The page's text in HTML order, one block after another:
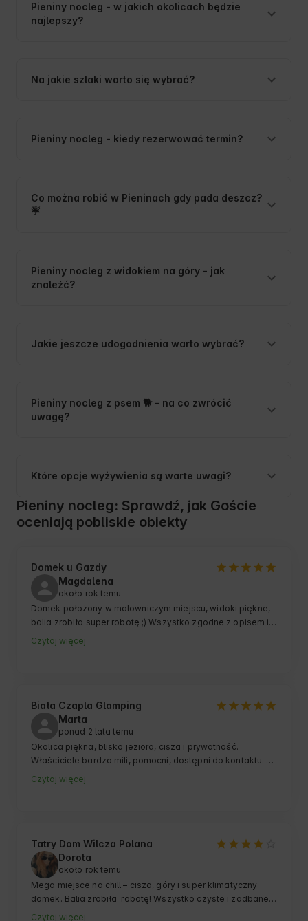
Pieniny nocleg - w jakich okolicach będzie
najlepszy?
Na jakie szlaki warto się wybrać?
Pieniny nocleg - kiedy rezerwować termin?
Co można robić w Pieninach gdy pada deszcz?
☔️
Pieniny nocleg z widokiem na góry - jak
znaleźć?
Jakie jeszcze udogodnienia warto wybrać?
Pieniny nocleg z psem 🐕 - na co zwrócić
uwagę?
Które opcje wyżywienia są warte uwagi?
Pieniny nocleg: Sprawdź, jak Goście
oceniają pobliskie obiekty
Domek u Gazdy
Magdalena
około rok temu
Domek położony w malowniczym miejscu, widoki piękne,
balia zrobiła super robotę ;) Wszystko zgodne z opisem i
zdjęciami. Jak najlepsze miejsce na wypoczynek, zdala
Czytaj więcej
Biała Czapla Glamping
Marta
ponad 2 lata temu
Okolica piękna, blisko jeziora, cisza i prywatność.
Właściciele bardzo mili, pomocni, dostępni do kontaktu.
Zimną można odpocząć w spokoju, odwiedzić okoliczne
Czytaj więcej
Tatry Dom Wilcza Polana
Dorota
około rok temu
Mega miejsce na chill – cisza, góry i super klimatyczny
domek. Balia zrobiła  robotę! Wszystko czyste i zadbane.
Czytaj więcej